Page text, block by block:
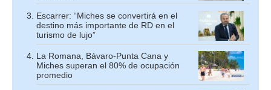
Escarrer: “Miches se convertirá en el
destino más importante de RD en el
turismo de lujo”
La Romana, Bávaro-Punta Cana y
Miches superan el 80% de ocupación
promedio